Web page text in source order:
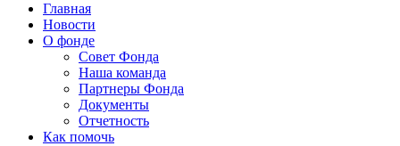
Главная
Новости
О фонде
Совет Фонда
Наша команда
Партнеры Фонда
Документы
Отчетность
Как помочь